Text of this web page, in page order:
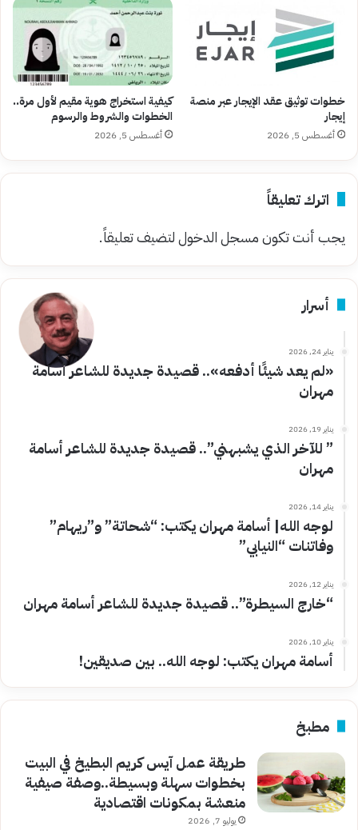
خطوات توثيق عقد الإيجار عبر منصة
إيجار
أغسطس 5, 2026
كيفية استخراج هوية مقيم لأول مرة..
الخطوات والشروط والرسوم
أغسطس 5, 2026
اترك تعليقاً
يجب أنت تكونمسجل الدخوللتضيف تعليقاً.
أسرار
يناير 24, 2026
«لم يعد شيئًا أدفعه».. قصيدة جديدة للشاعر أسامة
مهران
يناير 19, 2026
” للآخر الذي يشبهني”.. قصيدة جديدة للشاعر أسامة
مهران
يناير 14, 2026
لوجه الله| أسامة مهران يكتب: “شحاتة” و”ريهام”
وفاتنات “النيابي”
يناير 12, 2026
“خارج السيطرة”.. قصيدة جديدة للشاعر أسامة مهران
يناير 10, 2026
أسامة مهران يكتب: لوجه الله.. بين صديقين!
مطبخ
طريقة عمل آيس كريم البطيخ في البيت
بخطوات سهلة وبسيطة..وصفة صيفية
منعشة بمكونات اقتصادية
يوليو 7, 2026